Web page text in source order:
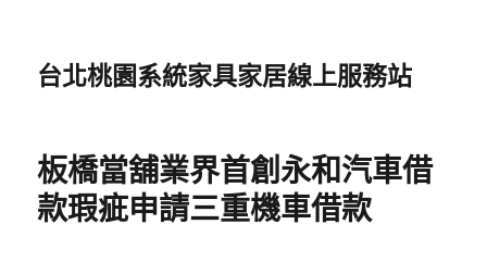
台北桃園系統家具家居線上服務站
板橋當舖業界首創永和汽車借
款瑕疵申請三重機車借款